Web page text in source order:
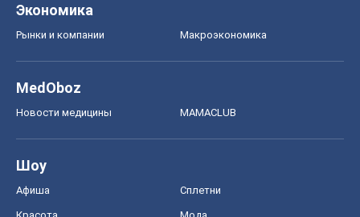
Экономика
Рынки и компании Mакроэкономика
MedOboz
Новости медицины MAMACLUB
Шоу
Афиша Сплетни